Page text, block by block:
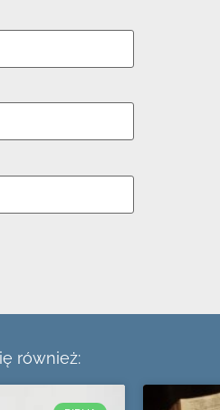
również: